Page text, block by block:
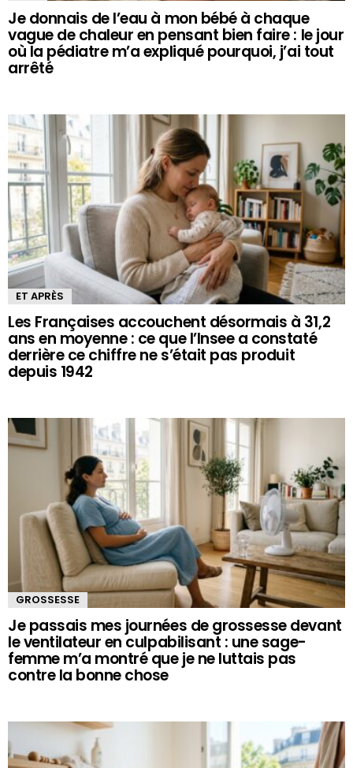
Je donnais de l’eau à mon bébé à chaque
vague de chaleur en pensant bien faire : le jour
où la pédiatre m’a expliqué pourquoi, j’ai tout
arrêté
ET APRÈS
Les Françaises accouchent désormais à 31,2
ans en moyenne : ce que l’Insee a constaté
derrière ce chiffre ne s’était pas produit
depuis 1942
GROSSESSE
Je passais mes journées de grossesse devant
le ventilateur en culpabilisant : une sage-
femme m’a montré que je ne luttais pas
contre la bonne chose